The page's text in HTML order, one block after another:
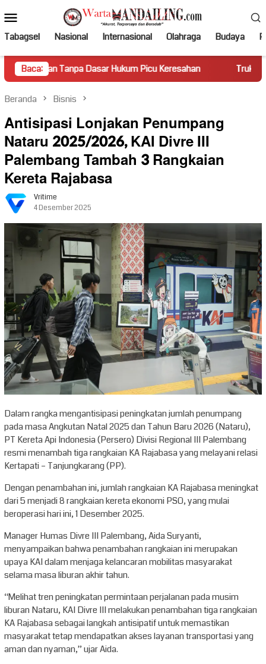
ke
kontenMobile
Tabagsel Nasional Internasional Olahraga Budaya
Baca:
Dasar Hukum Picu Keresahan Truk Miring Hambat
Beranda Bisnis
Antisipasi Lonjakan Penumpang
Nataru 2025/2026, KAI Divre III
Palembang Tambah 3 Rangkaian
Kereta Rajabasa
Vritime
4 Desember 2025
Dalam rangka mengantisipasi peningkatan jumlah penumpang
pada masa Angkutan Natal 2025 dan Tahun Baru 2026 (Nataru),
PT Kereta Api Indonesia (Persero) Divisi Regional III Palembang
resmi menambah tiga rangkaian KA Rajabasa yang melayani relasi
Kertapati – Tanjungkarang (PP).
Dengan penambahan ini, jumlah rangkaian KA Rajabasa meningkat
dari 5 menjadi 8 rangkaian kereta ekonomi PSO, yang mulai
beroperasi hari ini, 1 Desember 2025.
Manager Humas Divre III Palembang, Aida Suryanti,
menyampaikan bahwa penambahan rangkaian ini merupakan
upaya KAI dalam menjaga kelancaran mobilitas masyarakat
selama masa liburan akhir tahun.
“Melihat tren peningkatan permintaan perjalanan pada musim
liburan Nataru, KAI Divre III melakukan penambahan tiga rangkaian
KA Rajabasa sebagai langkah antisipatif untuk memastikan
masyarakat tetap mendapatkan akses layanan transportasi yang
aman dan nyaman,” ujar Aida.